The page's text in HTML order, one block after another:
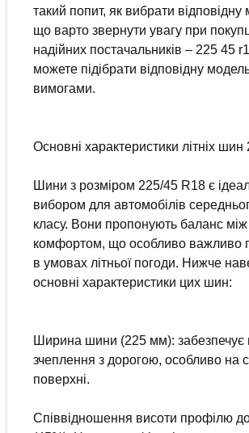
такий попит, як вибрати відповідну
що варто звернути увагу при
надійних постачальників – 225 45
можете підібрати відповідну
вимогами.
Основні характеристики літніх
Шини з розміром 225/45 R18 є
вибором для автомобілів
класу. Вони пропонують баланс між
комфортом, що особливо важливо
в умовах літньої погоди. Нижче
основні характеристики цих шин:
Ширина шини (225 мм): забезпечує
зчеплення з дорогою, особливо на
поверхні.
Співвідношення висоти профілю